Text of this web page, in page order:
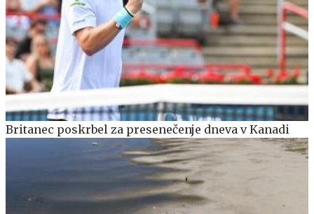
Britanec poskrbel za presenečenje dneva v Kanadi